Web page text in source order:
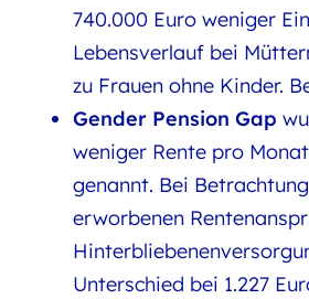
740.000 Euro weniger
Lebensverlauf bei
zu Frauen ohne Kinder.
Gender Pension Gap
weniger Rente pro
genannt. Bei
erworbenen
Unterschied bei 1.227